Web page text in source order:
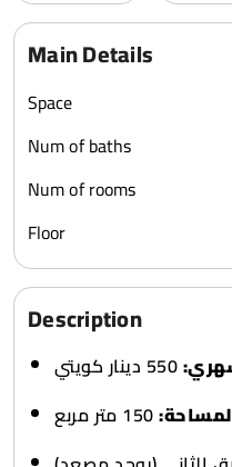
Main Details
Space
Num of baths
Num of rooms
Floor
Description